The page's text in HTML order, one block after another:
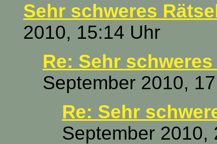
Sehr schweres
2010, 15:14 Uhr
Re: Sehr
September 2010,
Re: Sehr
September 2010,